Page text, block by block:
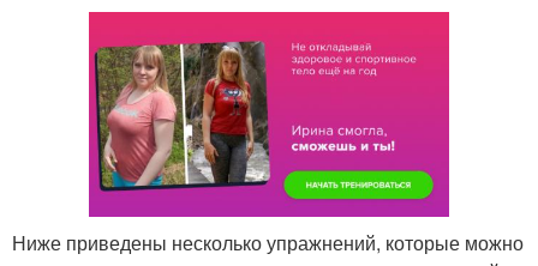
Ниже приведены несколько упражнений, которые можно